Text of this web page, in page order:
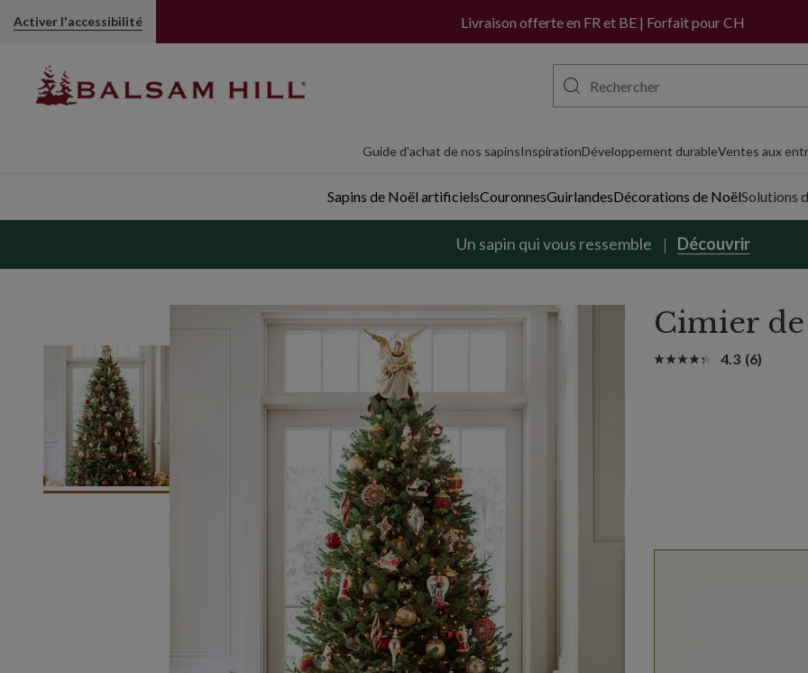
Activer l'accessibilité Livraison offerte en FR et BE | Forfait pour CH
Guide d'achat de nos sapinsInspirationDéveloppement durableVentes aux
Sapins de Noël artificielsCouronnesGuirlandesDécorations de NoëlSolutions
Un sapin qui vous ressemble Découvrir
Cimier
4.3 (6)